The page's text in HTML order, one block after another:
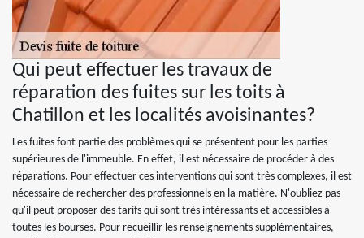
Qui peut effectuer les travaux de
réparation des fuites sur les toits à
Chatillon et les localités avoisinantes?
Les fuites font partie des problèmes qui se présentent pour les parties
supérieures de l'immeuble. En effet, il est nécessaire de procéder à des
réparations. Pour effectuer ces interventions qui sont très complexes, il est
nécessaire de rechercher des professionnels en la matière. N'oubliez pas
qu'il peut proposer des tarifs qui sont très intéressants et accessibles à
toutes les bourses. Pour recueillir les renseignements supplémentaires,